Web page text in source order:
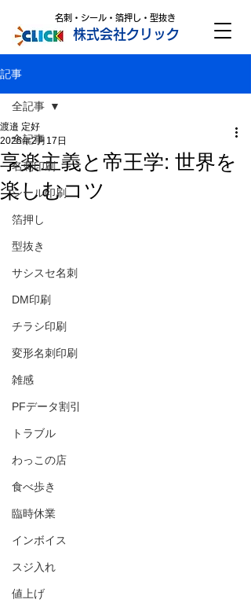
株式会社クリック
名刺・シール・箔押し・型抜き
記事
全記事
名刺印刷
シール印刷
箔押し
型抜き
サシスセ名刺
DM印刷
チラシ印刷
変形名刺印刷
雑感
PFデータ割引
トラブル
わっこの店
食べ歩き
臨時休業
インボイス
スジ入れ
値上げ
全記事
享楽主義と帝王学: 世界を
楽しむコツ
渡邉 定好
2025年2月17日